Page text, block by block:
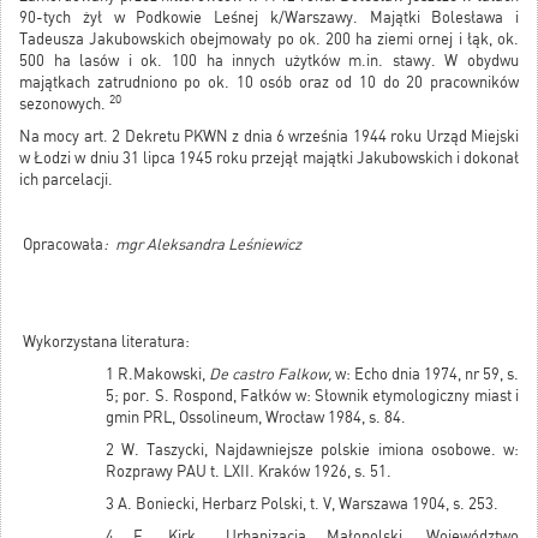
90-tych żył w Podkowie Leśnej k/Warszawy. Majątki Bolesława i
Tadeusza Jakubowskich obejmowały po ok. 200 ha ziemi ornej i łąk, ok.
500 ha lasów i ok. 100 ha innych użytków m.in. stawy. W obydwu
majątkach zatrudniono po ok. 10 osób oraz od 10 do 20 pracowników
sezonowych. 20
Na mocy art. 2 Dekretu PKWN z dnia 6 września 1944 roku Urząd Miejski
w Łodzi w dniu 31 lipca 1945 roku przejął majątki Jakubowskich i dokonał
ich parcelacji.
Opracowała: mgr Aleksandra Leśniewicz
Wykorzystana literatura:
1 R.Makowski, De castro Falkow,w: Echo dnia 1974, nr 59, s.
5; por. S. Rospond, Fałków w: Słownik etymologiczny miast i
gmin PRL, Ossolineum, Wrocław 1984, s. 84.
2 W. Taszycki, Najdawniejsze polskie imiona osobowe. w:
Rozprawy PAU t. LXII. Kraków 1926, s. 51.
3 A. Boniecki, Herbarz Polski, t. V, Warszawa 1904, s. 253.